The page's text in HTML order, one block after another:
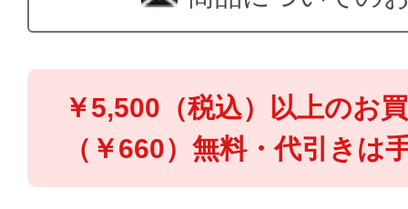
￥5,500（税込）以上のお
（￥660）無料・代引きは